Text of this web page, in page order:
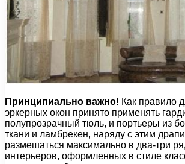
Принципиально важно! Как правило
эркерных окон принято применять
полупрозрачный тюль, и портьеры из
ткани и ламбрекен, наряду с этим
размешаться максимально в два-три
интерьеров, оформленных в стиле